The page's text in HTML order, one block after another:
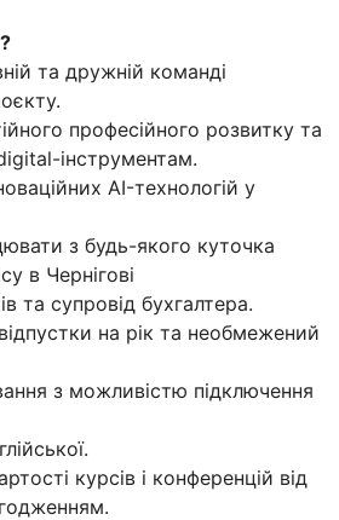
та дружній команді
професійного розвитку та
інструментам.
AI-технологій у
з будь-якого куточка
в Чернігові
та супровід бухгалтера.
на рік та необмежений
з можливістю підключення
курсів і конференцій від